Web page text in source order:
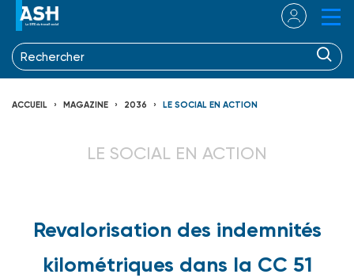
ACCUEIL MAGAZINE 2036 LE SOCIAL EN ACTION
LE SOCIAL EN ACTION
Revalorisation des indemnités
kilométriques dans la CC 51